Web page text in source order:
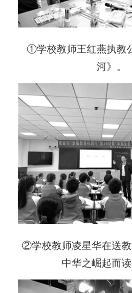
①学校教师王红燕执教
河》。
②学校教师凌星华在送
中华之崛起而读